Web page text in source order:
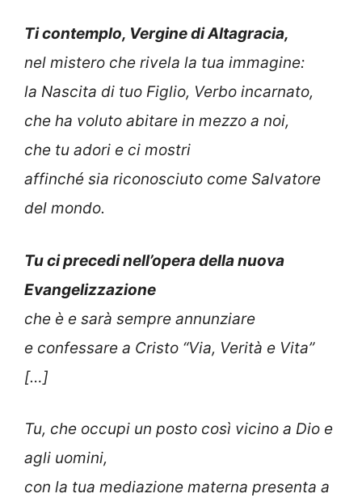
Ti contemplo, Vergine di Altagracia,
nel mistero che rivela la tua immagine:
la Nascita di tuo Figlio, Verbo incarnato,
che ha voluto abitare in mezzo a noi,
che tu adori e ci mostri
affinché sia riconosciuto come Salvatore
del mondo.
Tu ci precedi nell’opera della nuova
Evangelizzazione
che è e sarà sempre annunziare
e confessare a Cristo “Via, Verità e Vita”
[…]
Tu, che occupi un posto così vicino a Dio e
agli uomini,
con la tua mediazione materna presenta a